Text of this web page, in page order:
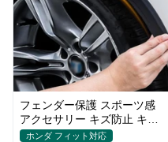
フェンダー保護 スポーツ感
アクセサリー キズ防止 キズ
隠し プロテクションステッカ
ホンダ フィット対応